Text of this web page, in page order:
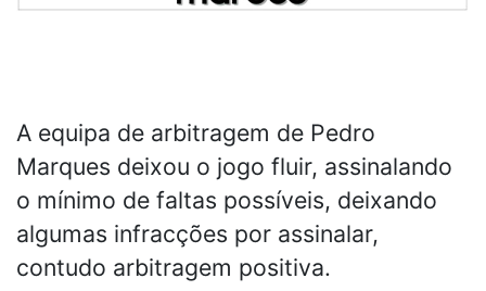
A equipa de arbitragem de Pedro
Marques deixou o jogo fluir, assinalando
o mínimo de faltas possíveis, deixando
algumas infracções por assinalar,
contudo arbitragem positiva.